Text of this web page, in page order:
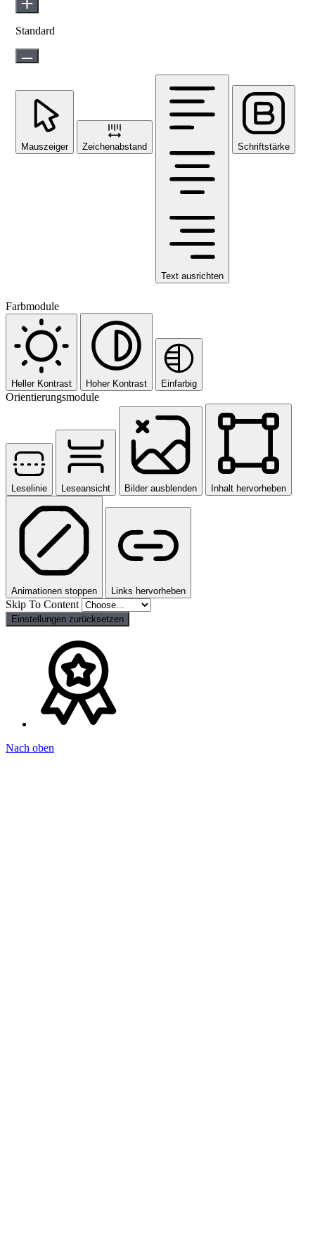
Standard
Mauszeiger Zeichenabstand
Text ausrichten
Schriftstärke
Farbmodule
Heller Kontrast Hoher Kontrast Einfarbig
Orientierungsmodule
Leselinie Leseansicht Bilder ausblenden Inhalt hervorheben
Animationen stoppen Links hervorheben
Skip To Content
Einstellungen zurücksetzen
Nach oben